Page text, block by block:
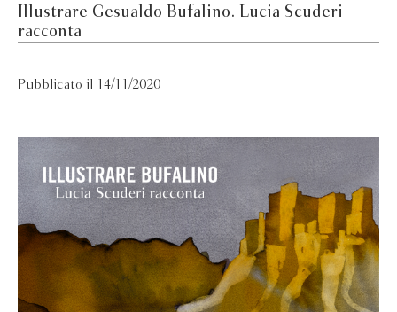
Illustrare Gesualdo Bufalino. Lucia Scuderi
racconta
Pubblicato il 14/11/2020